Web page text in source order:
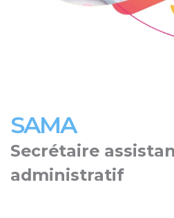
SAMA
Secrétaire
administratif